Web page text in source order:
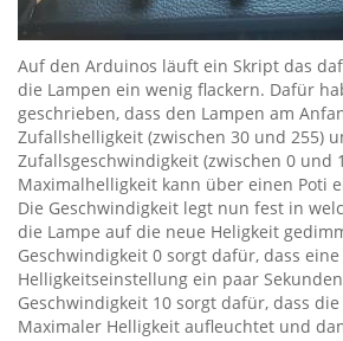
Auf den Arduinos läuft ein Skript das
die Lampen ein wenig flackern. Dafür
geschrieben, dass den Lampen am
Zufallshelligkeit (zwischen 30 und 255)
Zufallsgeschwindigkeit (zwischen 0 und
Maximalhelligkeit kann über einen Poti
Die Geschwindigkeit legt nun fest in
die Lampe auf die neue Heligkeit
Geschwindigkeit 0 sorgt dafür, dass eine
Helligkeitseinstellung ein paar
Geschwindigkeit 10 sorgt dafür, dass
Maximaler Helligkeit aufleuchtet und